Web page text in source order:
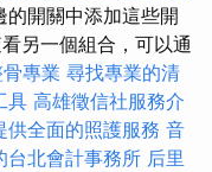
的開關中添加這些開
另一個組合，可以通
專業 尋找專業的清
具 高雄徵信社服務介
供全面的照護服務 音
台北會計事務所 后里